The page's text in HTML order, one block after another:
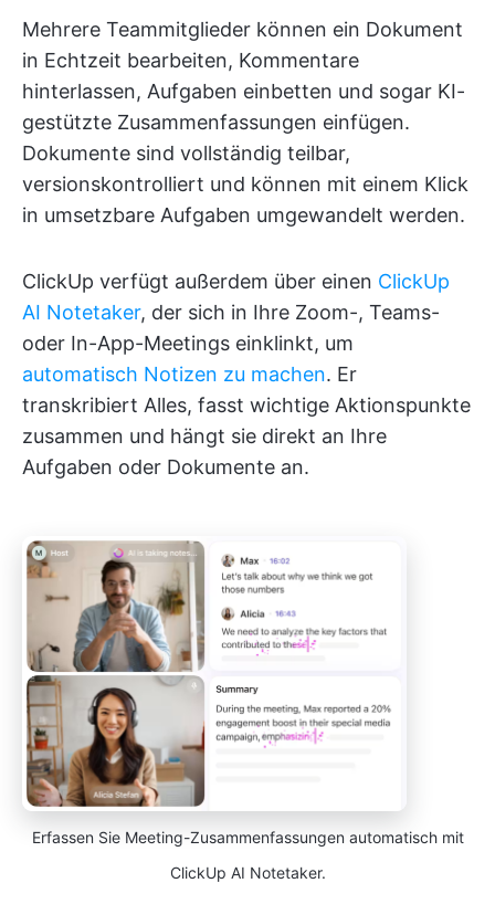
Mehrere Teammitglieder können ein Dokument
in Echtzeit bearbeiten, Kommentare
hinterlassen, Aufgaben einbetten und sogar KI-
gestützte Zusammenfassungen einfügen.
Dokumente sind vollständig teilbar,
versionskontrolliert und können mit einem Klick
in umsetzbare Aufgaben umgewandelt werden.
ClickUp verfügt außerdem über einen ClickUp
AI Notetaker, der sich in Ihre Zoom-, Teams-
oder In-App-Meetings einklinkt, um
automatisch Notizen zu machen. Er
transkribiert Alles, fasst wichtige Aktionspunkte
zusammen und hängt sie direkt an Ihre
Aufgaben oder Dokumente an.
Erfassen Sie Meeting-Zusammenfassungen automatisch mit
ClickUp AI Notetaker.